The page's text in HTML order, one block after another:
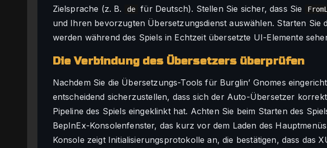
Zielsprache (z. B.
de für Deutsch). Stellen Sie sicher, dass Sie
und Ihren bevorzugten Übersetzungsdienst auswählen. Starten Sie
werden während des Spiels in Echtzeit übersetzte UI-Elemente
Die Verbindung des Übersetzers überprüfen
Nachdem Sie die Übersetzungs-Tools für Burglin’ Gnomes
entscheidend sicherzustellen, dass sich der Auto-Übersetzer
Pipeline des Spiels eingeklinkt hat. Achten Sie beim Starten des
BepInEx-Konsolenfenster, das kurz vor dem Laden des
Konsole zeigt Initialisierungsprotokolle an, die bestätigen, dass das